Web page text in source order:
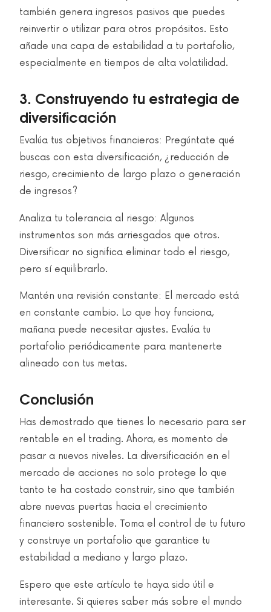
también genera ingresos pasivos que puedes
reinvertir o utilizar para otros propósitos. Esto
añade una capa de estabilidad a tu portafolio,
especialmente en tiempos de alta volatilidad.
3. Construyendo tu estrategia de
diversificación
Evalúa tus objetivos financieros: Pregúntate qué
buscas con esta diversificación, ¿reducción de
riesgo, crecimiento de largo plazo o generación
de ingresos?
Analiza tu tolerancia al riesgo: Algunos
instrumentos son más arriesgados que otros.
Diversificar no significa eliminar todo el riesgo,
pero sí equilibrarlo.
Mantén una revisión constante: El mercado está
en constante cambio. Lo que hoy funciona,
mañana puede necesitar ajustes. Evalúa tu
portafolio periódicamente para mantenerte
alineado con tus metas.
Conclusión
Has demostrado que tienes lo necesario para ser
rentable en el trading. Ahora, es momento de
pasar a nuevos niveles. La diversificación en el
mercado de acciones no solo protege lo que
tanto te ha costado construir, sino que también
abre nuevas puertas hacia el crecimiento
financiero sostenible. Toma el control de tu futuro
y construye un portafolio que garantice tu
estabilidad a mediano y largo plazo.
Espero que este artículo te haya sido útil e
interesante. Si quieres saber más sobre el mundo